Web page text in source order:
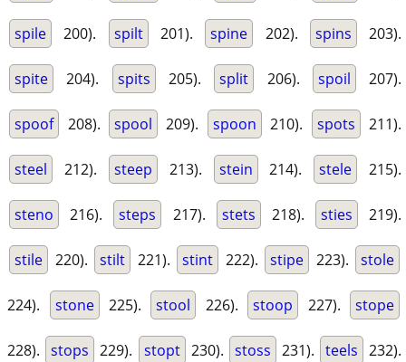
spile 200). spilt 201). spine 202). spins 203).
spite 204). spits 205). split 206). spoil 207).
spoof 208). spool 209). spoon 210). spots 211).
steel 212). steep 213). stein 214). stele 215).
steno 216). steps 217). stets 218). sties 219).
stile 220). stilt 221). stint 222). stipe 223). stole
224). stone 225). stool 226). stoop 227). stope
228). stops 229). stopt 230). stoss 231). teels 232).